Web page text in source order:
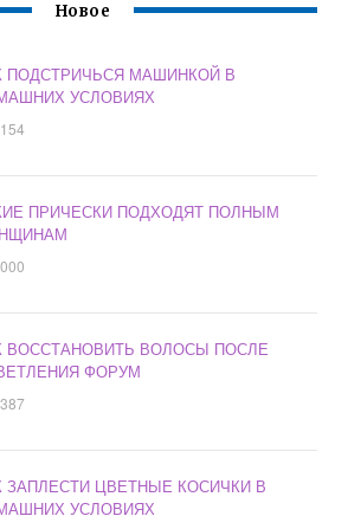
Новое
ПОДСТРИЧЬСЯ МАШИНКОЙ В
УСЛОВИЯХ
ПРИЧЕСКИ ПОДХОДЯТ ПОЛНЫМ
ВОССТАНОВИТЬ ВОЛОСЫ ПОСЛЕ
ФОРУМ
ЗАПЛЕСТИ ЦВЕТНЫЕ КОСИЧКИ В
УСЛОВИЯХ